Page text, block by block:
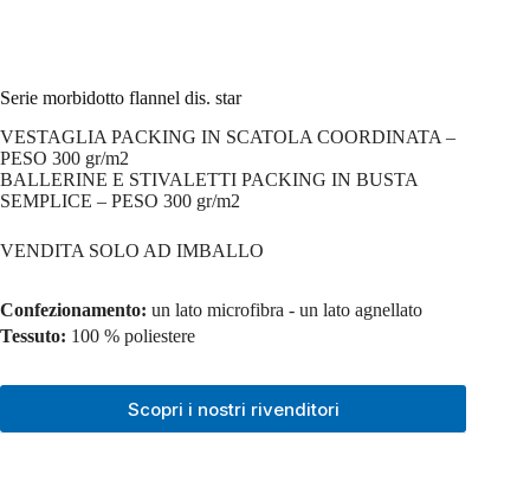
Serie morbidotto flannel dis. star
VESTAGLIA PACKING IN SCATOLA COORDINATA –
PESO 300 gr/m2
BALLERINE E STIVALETTI PACKING IN BUSTA
SEMPLICE – PESO 300 gr/m2
VENDITA SOLO AD IMBALLO
Confezionamento: un lato microfibra - un lato agnellato
Tessuto: 100 % poliestere
Scopri i nostri rivenditori